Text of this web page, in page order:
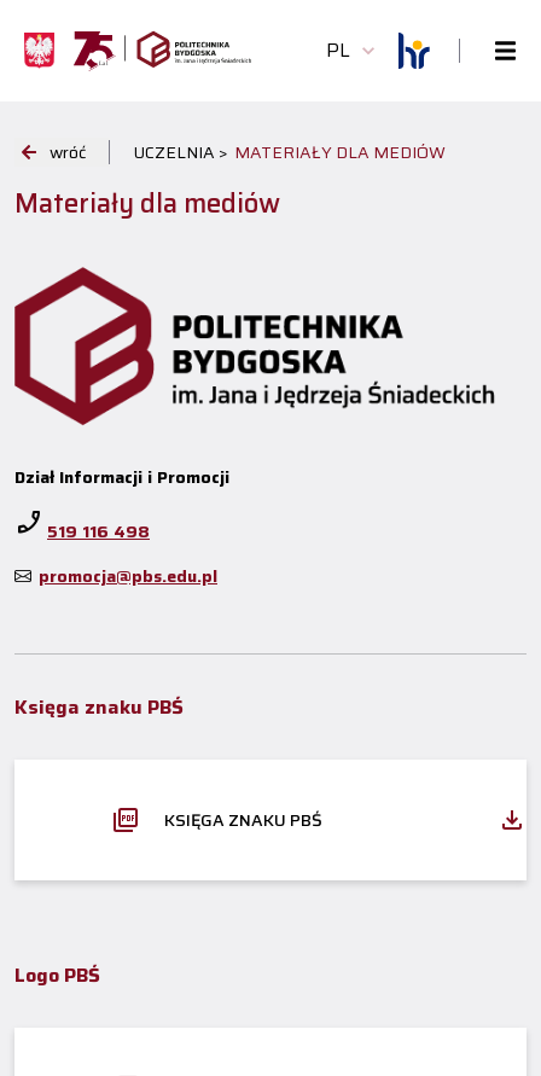
PL
wróć UCZELNIA > MATERIAŁY DLA MEDIÓW
Materiały dla mediów
Dział Informacji i Promocji
phone_enabled 519 116 498
promocja@pbs.edu.pl
Księga znaku PBŚ
KSIĘGA ZNAKU PBŚ
Logo PBŚ